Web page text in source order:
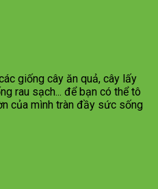
giống cây ăn quả, cây lấy
rau sạch... để bạn có thể tô
của mình tràn đầy sức sống